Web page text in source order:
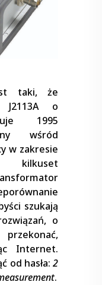
taki, że
J2113A o
1995
wśród
w zakresie
kilkuset
szukają
o
Internet.
od hasła: 2
.